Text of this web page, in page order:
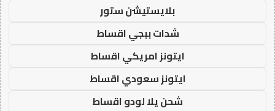
بلايستيشن ستور
شدات ببجي اقساط
ايتونز امريكي اقساط
ايتونز سعودي اقساط
شحن يلا لودو اقساط